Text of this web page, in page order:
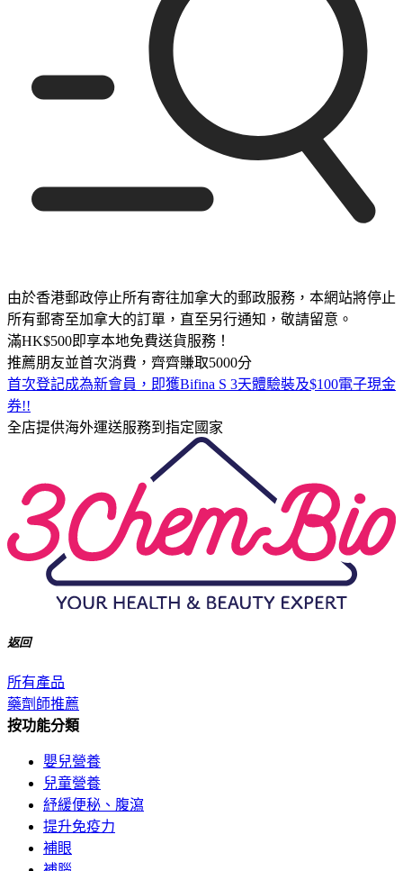
由於香港郵政停止所有寄往加拿大的郵政服務，本網站將停止
所有郵寄至加拿大的訂單，直至另行通知，敬請留意。
滿HK$500即享本地免費送貨服務！
推薦朋友並首次消費，齊齊賺取5000分
首次登記成為新會員，即獲Bifina S 3天體驗裝及$100電子現金
券!!
全店提供海外運送服務到指定國家
返回
所有產品
藥劑師推薦
按功能分類
嬰兒營養
兒童營養
紓緩便秘、腹瀉
提升免疫力
補眼